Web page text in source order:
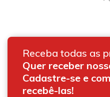
Receba todas as
Quer receber
Cadastre-se e
recebê-las!